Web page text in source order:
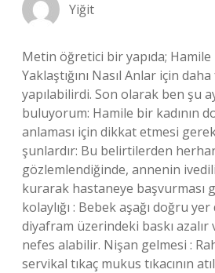
Yiğit
Metin öğretici bir yapıda;
Yaklaştığını Nasıl Anlar için
yapılabilirdi. Son olarak ben şu
buluyorum: Hamile bir kadının
anlaması için dikkat etmesi
şunlardır: Bu belirtilerden
gözlemlendiğinde, annenin
kurarak hastaneye başvurması
kolaylığı : Bebek aşağı doğru
diyafram üzerindeki baskı
nefes alabilir. Nişan gelmesi :
servikal tıkaç mukus tıkacının